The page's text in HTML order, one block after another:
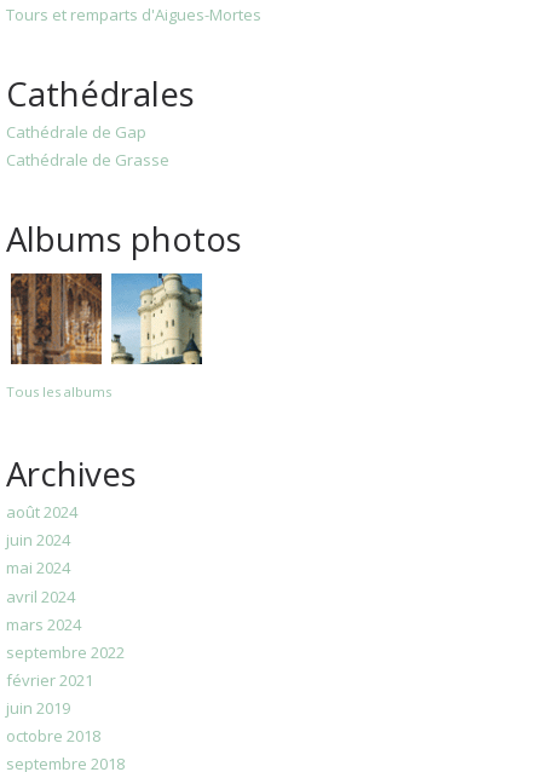
Tours et remparts d'Aigues-Mortes
Cathédrales
Cathédrale de Gap
Cathédrale de Grasse
Albums photos
Tous les albums
Archives
août 2024
juin 2024
mai 2024
avril 2024
mars 2024
septembre 2022
février 2021
juin 2019
octobre 2018
septembre 2018